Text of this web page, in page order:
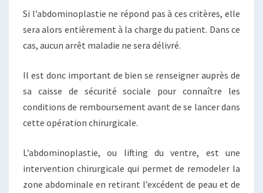
Si l’abdominoplastie ne répond pas à ces critères, elle
sera alors entièrement à la charge du patient. Dans ce
cas, aucun arrêt maladie ne sera délivré.
Il est donc important de bien se renseigner auprès de
sa caisse de sécurité sociale pour connaître les
conditions de remboursement avant de se lancer dans
cette opération chirurgicale.
L’abdominoplastie, ou lifting du ventre, est une
intervention chirurgicale qui permet de remodeler la
zone abdominale en retirant l’excédent de peau et de